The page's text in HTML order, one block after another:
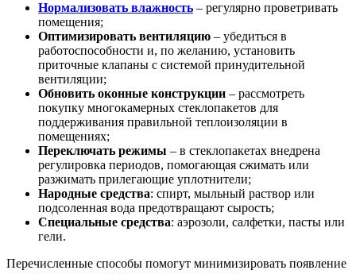
Нормализовать влажность – регулярно проветривать
помещения;
Оптимизировать вентиляцию – убедиться в
работоспособности и, по желанию, установить
приточные клапаны с системой принудительной
вентиляции;
Обновить оконные конструкции – рассмотреть
покупку многокамерных стеклопакетов для
поддерживания правильной теплоизоляции в
помещениях;
Переключать режимы – в стеклопакетах внедрена
регулировка периодов, помогающая сжимать или
разжимать прилегающие уплотнители;
Народные средства: спирт, мыльный раствор или
подсоленная вода предотвращают сырость;
Специальные средства: аэрозоли, салфетки, пасты или
гели.
Перечисленные способы помогут минимизировать появление